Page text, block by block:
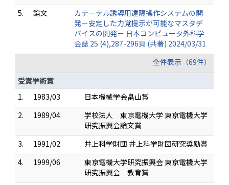
5.
論文
カテーテル誘導用遠隔操作システムの開
発－安定した力覚提示が可能なマスタデ
バイスの開発－ 日本コンピュータ外科学
会誌 25 (4),287-296頁 (共著) 2024/03/31
全件表示（69件）
受賞学術賞
1.
1983/03
日本機械学会畠山賞
2.
1989/04
学校法人 東京電機大学 東京電機大学
研究振興会論文賞
3.
1991/02
井上科学財団 井上科学財団研究奨励賞
4.
1999/06
東京電機大学研究振興会 東京電機大学
研究振興会 教育賞